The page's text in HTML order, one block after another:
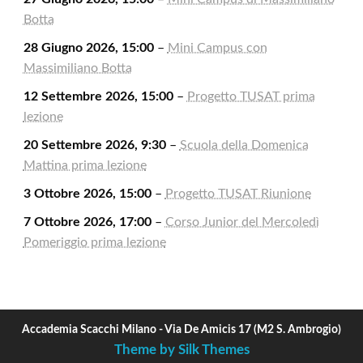
Botta
28 Giugno 2026, 15:00– Mini Campus con
Massimiliano Botta
12 Settembre 2026, 15:00– Progetto TUSAT prima
lezione
20 Settembre 2026, 9:30– Scuola della Domenica
Mattina prima lezione
3 Ottobre 2026, 15:00– Progetto TUSAT Riunione
7 Ottobre 2026, 17:00– Corso Junior del Mercoledì
Pomeriggio prima lezione
Accademia Scacchi Milano - Via De Amicis 17 (M2 S. Ambrogio)
Theme by Silk Themes